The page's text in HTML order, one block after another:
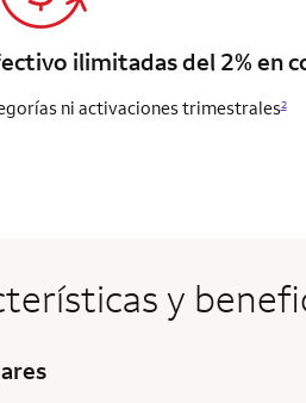
ilimitadas del 2% en
ni activaciones trimestrales2
y